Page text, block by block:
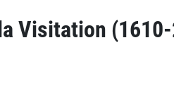
Visitation